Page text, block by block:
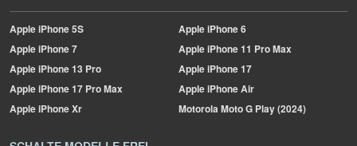
AppleiPhone 5S AppleiPhone 6
AppleiPhone 7 AppleiPhone 11 Pro Max
AppleiPhone 13 Pro AppleiPhone 17
AppleiPhone 17 Pro Max AppleiPhone Air
AppleiPhone Xr MotorolaMoto G Play (2024)